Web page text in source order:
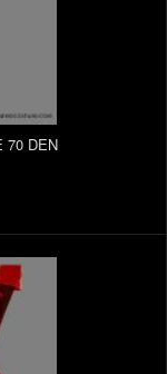
70 DEN